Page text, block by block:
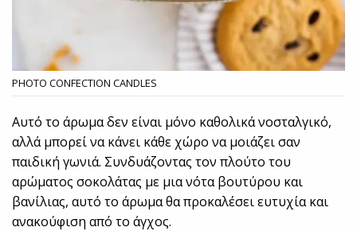
PHOTO CONFECTION CANDLES
Αυτό το άρωμα δεν είναι μόνο καθολικά νοσταλγικό,
αλλά μπορεί να κάνει κάθε χώρο να μοιάζει σαν
παιδική γωνιά. Συνδυάζοντας τον πλούτο του
αρώματος σοκολάτας με μια νότα βουτύρου και
βανίλιας, αυτό το άρωμα θα προκαλέσει ευτυχία και
ανακούφιση από το άγχος.